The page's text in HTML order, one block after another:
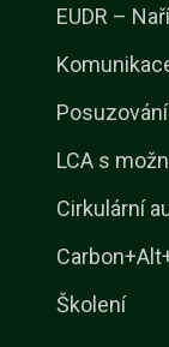
EUDR –
LCA s
Cirkulární
Školení